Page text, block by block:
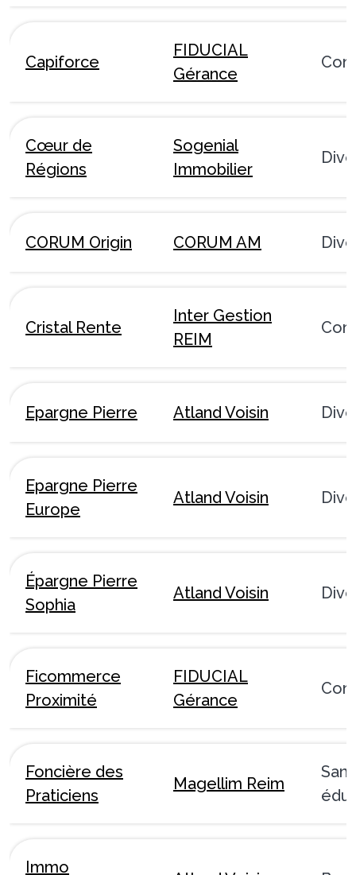
Capiforce
FIDUCIAL
Gérance
Cœur de
Régions
Sogenial
Immobilier
CORUM Origin CORUM AM
Cristal Rente
Inter Gestion
REIM
Epargne Pierre Atland Voisin
Epargne Pierre
Europe
Atland Voisin
Épargne Pierre
Sophia
Atland Voisin
Ficommerce
Proximité
FIDUCIAL
Gérance
Foncière des
Praticiens
Magellim Reim
Immo